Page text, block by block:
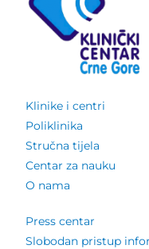
Klinike i centri
Poliklinika
Stručna tijela
Centar za nauku
O nama
Press centar
Slobodan pristup